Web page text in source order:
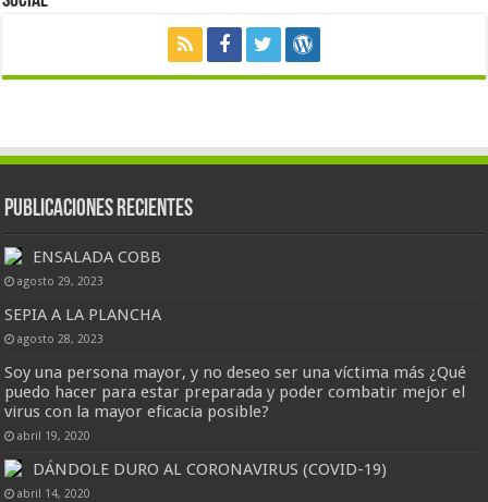
Publicaciones Recientes
ENSALADA COBB
agosto 29, 2023
SEPIA A LA PLANCHA
agosto 28, 2023
Soy una persona mayor, y no deseo ser una víctima más ¿Qué
puedo hacer para estar preparada y poder combatir mejor el
virus con la mayor eficacia posible?
abril 19, 2020
DÁNDOLE DURO AL CORONAVIRUS (COVID-19)
abril 14, 2020